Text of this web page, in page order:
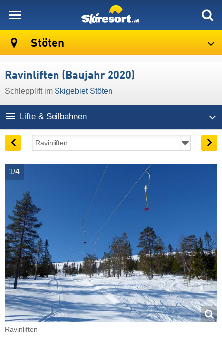
Stöten
Ravinliften (Baujahr 2020)
Schlepplift im Skigebiet Stöten
Lifte & Seilbahnen
1/4
Ravinliften